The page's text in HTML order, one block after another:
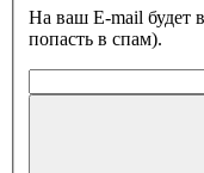
На ваш E-mail будет
попасть в спам).